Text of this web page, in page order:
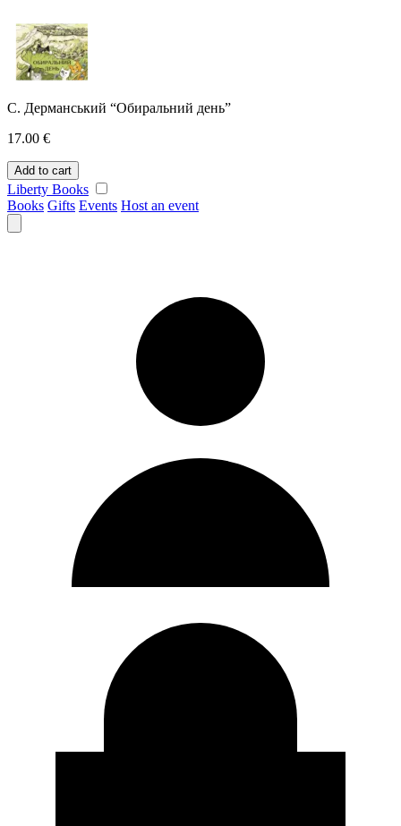
to
content
С. Дерманський “Обиральний день”
17.00 €
С.
Дерманський
"Обиральний
день"
quantity
Add to cart
Liberty Books
Books Gifts Events Host an event